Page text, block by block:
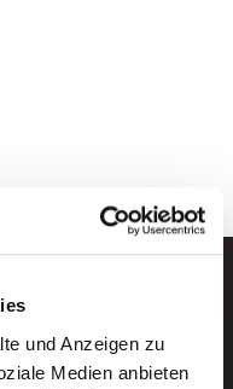
und Anzeigen zu
Medien anbieten
E-Mail.